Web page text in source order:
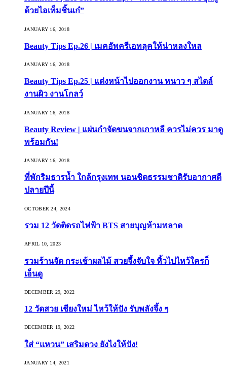
ด้วยไอเท็มชิ้นเก๋”
JANUARY 16, 2018
Beauty Tips Ep.26 | เมคอัพครีเอทลุคให้น่าหลงใหล
JANUARY 16, 2018
Beauty Tips Ep.25 | แต่งหน้าไปออกงาน หนาว ๆ สไตล์
งานผิว งานโกลว์
JANUARY 16, 2018
Beauty Review | แผ่นกำจัดขนจากเกาหลี ควรไม่ควร มาดู
พร้อมกัน!
JANUARY 16, 2018
ที่พักริมธารน้ำ ใกล้กรุงเทพ นอนชิดธรรมชาติรับอากาศดี
ปลายปีนี้
OCTOBER 24, 2024
รวม 12 วัดติดรถไฟฟ้า BTS สายบุญห้ามพลาด
APRIL 10, 2023
รวมร้านจัด กระเช้าผลไม้ สวยจึ้งจับใจ หิ้วไปไหว้ใครก็
เอ็นดู
DECEMBER 29, 2022
12 วัดสวย เชียงใหม่ ไหว้ให้ปัง รับพลังจึ้ง ๆ
DECEMBER 19, 2022
ใส่ “แหวน” เสริมดวง ยังไงให้ปัง!
JANUARY 14, 2021